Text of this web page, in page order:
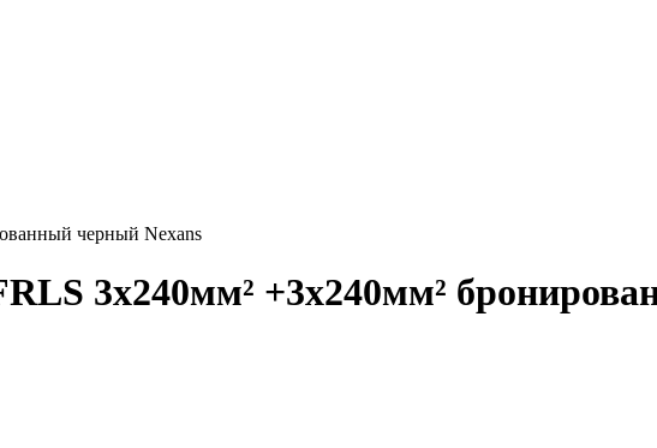
черный Nexans
3x240мм² +3x240мм²